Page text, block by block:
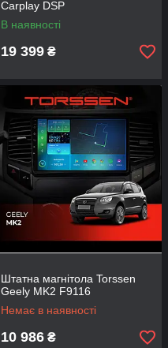
Carplay DSP
В наявності
19 399 ₴
Штатна магнітола Torssen
Geely MK2 F9116
Немає в наявності
10 986 ₴